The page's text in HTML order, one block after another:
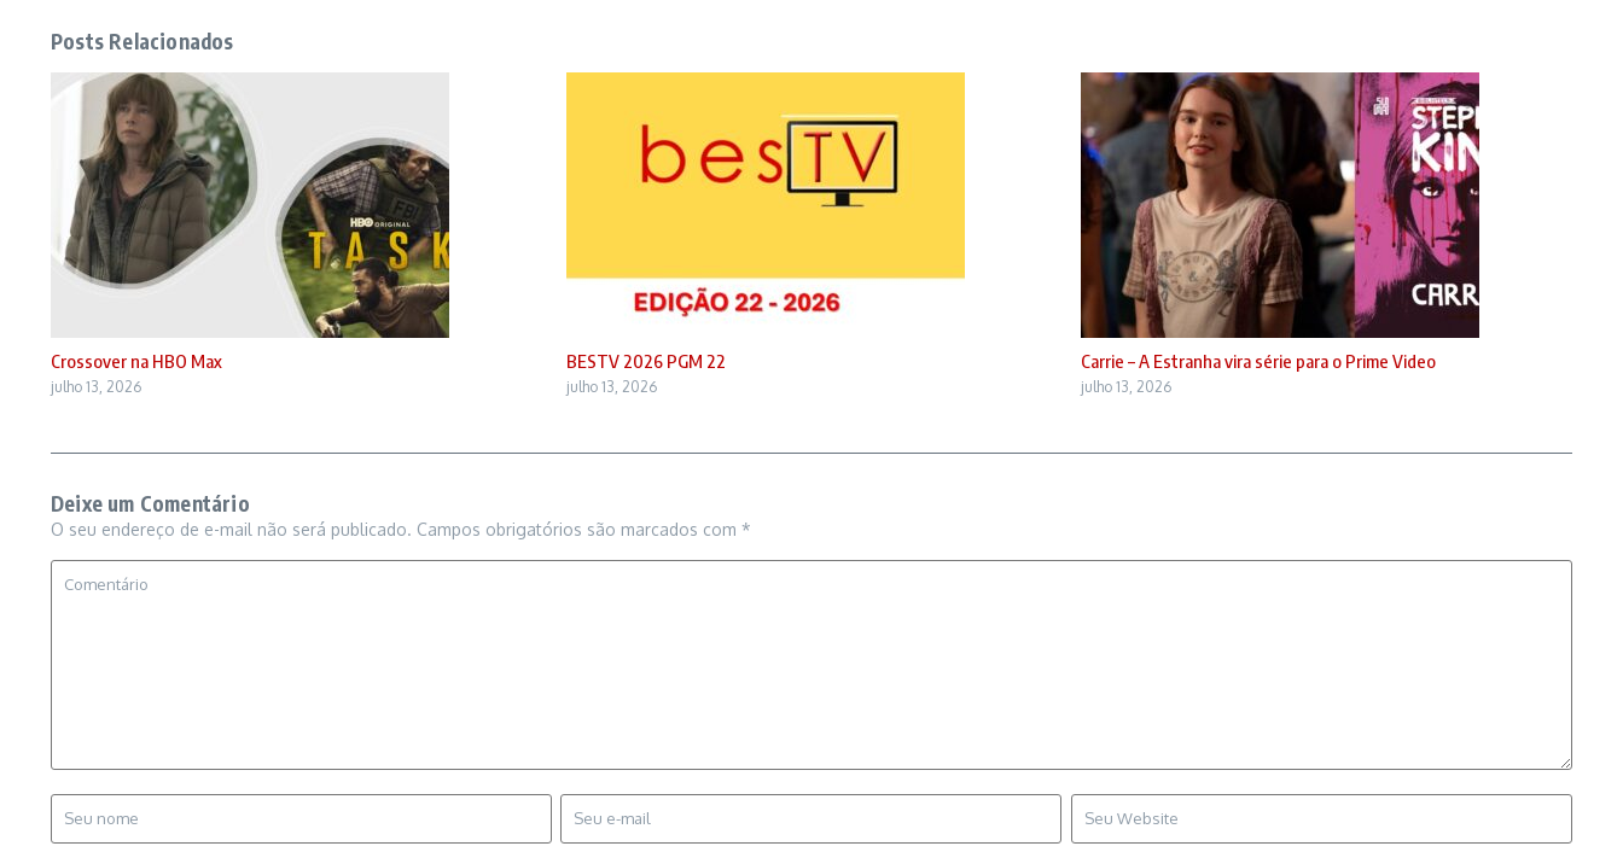
Posts Relacionados
Crossover na HBO Max
julho 13, 2026
BESTV 2026 PGM 22
julho 13, 2026
Carrie – A Estranha vira série para o Prime Video
julho 13, 2026
Deixe um Comentário
O seu endereço de e-mail não será publicado. Campos obrigatórios são marcados com *